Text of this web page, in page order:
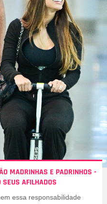
MADRINHAS E PADRINHOS -
AFILHADOS
essa responsabilidade